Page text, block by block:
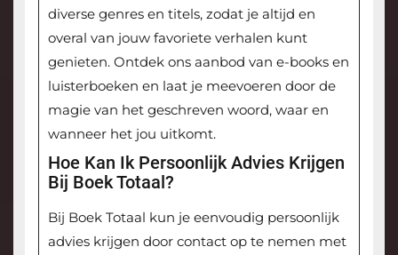
diverse genres en titels, zodat je altijd en
overal van jouw favoriete verhalen kunt
genieten. Ontdek ons aanbod van e-books en
luisterboeken en laat je meevoeren door de
magie van het geschreven woord, waar en
wanneer het jou uitkomt.
Hoe Kan Ik Persoonlijk Advies Krijgen
Bij Boek Totaal?
Bij Boek Totaal kun je eenvoudig persoonlijk
advies krijgen door contact op te nemen met